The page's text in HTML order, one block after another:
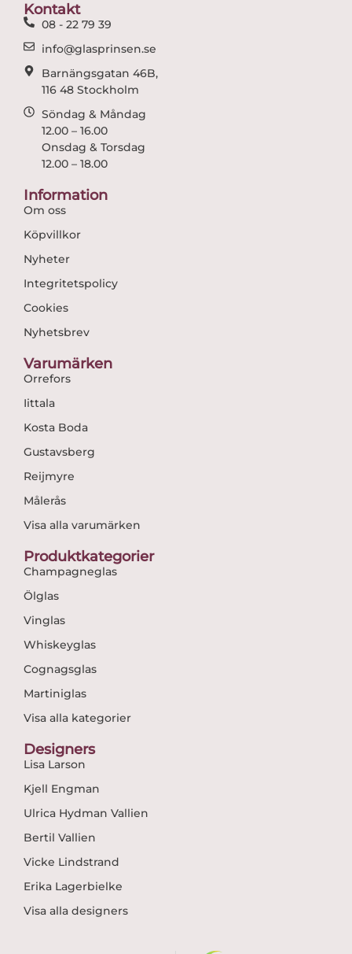
Kontakt
08 - 22 79 39
info@glasprinsen.se
Barnängsgatan 46B,
116 48 Stockholm
Söndag & Måndag
12.00 – 16.00
Onsdag & Torsdag
12.00 – 18.00
Information
Om oss
Köpvillkor
Nyheter
Integritetspolicy
Cookies
Nyhetsbrev
Varumärken
Orrefors
Iittala
Kosta Boda
Gustavsberg
Reijmyre
Målerås
Visa alla varumärken
Produktkategorier
Champagneglas
Ölglas
Vinglas
Whiskeyglas
Cognagsglas
Martiniglas
Visa alla kategorier
Designers
Lisa Larson
Kjell Engman
Ulrica Hydman Vallien
Bertil Vallien
Vicke Lindstrand
Erika Lagerbielke
Visa alla designers